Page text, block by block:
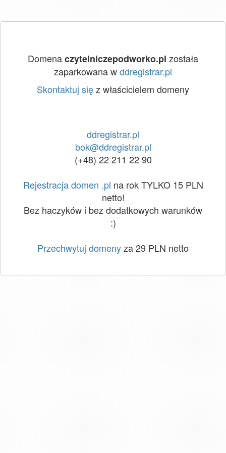
Domenaczytelniczepodworko.pl została
zaparkowana wddregistrar.pl
Skontaktuj sięz właścicielem domeny
ddregistrar.pl
bok@ddregistrar.pl
(+48) 22 211 22 90
Rejestracja domen .pl na rok TYLKO 15 PLN
netto!
Bez haczyków i bez dodatkowych warunków
:)
Przechwytuj domenyza 29 PLN netto